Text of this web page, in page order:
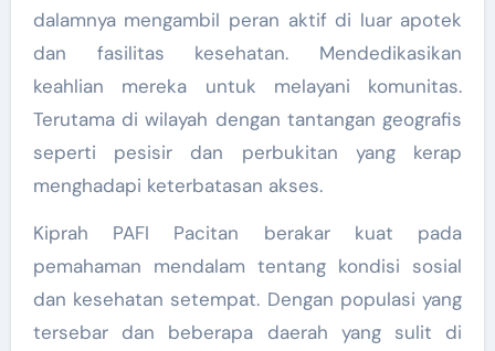
dalamnya mengambil peran aktif di luar apotek
dan fasilitas kesehatan. Mendedikasikan
keahlian mereka untuk melayani komunitas.
Terutama di wilayah dengan tantangan geografis
seperti pesisir dan perbukitan yang kerap
menghadapi keterbatasan akses.
Kiprah PAFI Pacitan berakar kuat pada
pemahaman mendalam tentang kondisi sosial
dan kesehatan setempat. Dengan populasi yang
tersebar dan beberapa daerah yang sulit di